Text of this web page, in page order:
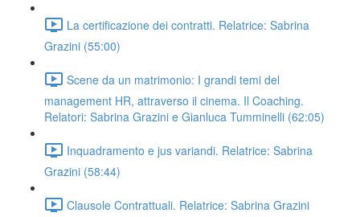
La certificazione dei contratti. Relatrice: Sabrina
Grazini (55:00)
Scene da un matrimonio: I grandi temi del
management HR, attraverso il cinema. Il Coaching.
Relatori: Sabrina Grazini e Gianluca Tumminelli (62:05)
Inquadramento e jus variandi. Relatrice: Sabrina
Grazini (58:44)
Clausole Contrattuali. Relatrice: Sabrina Grazini